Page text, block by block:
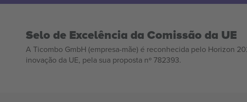
Selo de Excelência da Comissão da UE
A Ticombo GmbH (empresa-mãe) é reconhecida pelo Horizon
inovação da UE, pela sua proposta nº 782393.